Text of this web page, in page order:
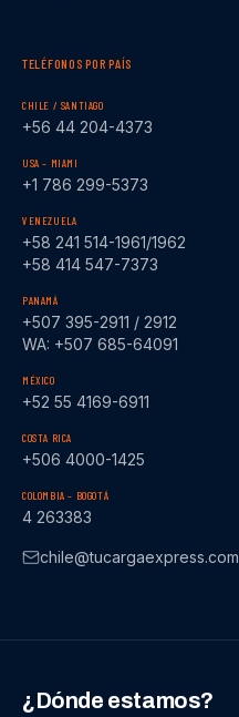
TELÉFONOS POR PAÍS
CHILE / SANTIAGO
+56 44 204-4373
USA – MIAMI
+1 786 299-5373
VENEZUELA
+58 241 514-1961/1962
+58 414 547-7373
PANAMÁ
+507 395-2911 / 2912
WA: +507 685-64091
MÉXICO
+52 55 4169-6911
COSTA RICA
+506 4000-1425
COLOMBIA – BOGOTÁ
4 263383
chile@tucargaexpress.com
¿Dónde estamos?